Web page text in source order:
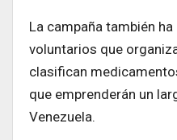
La campaña también
voluntarios que
clasifican
que emprenderán un
Venezuela.